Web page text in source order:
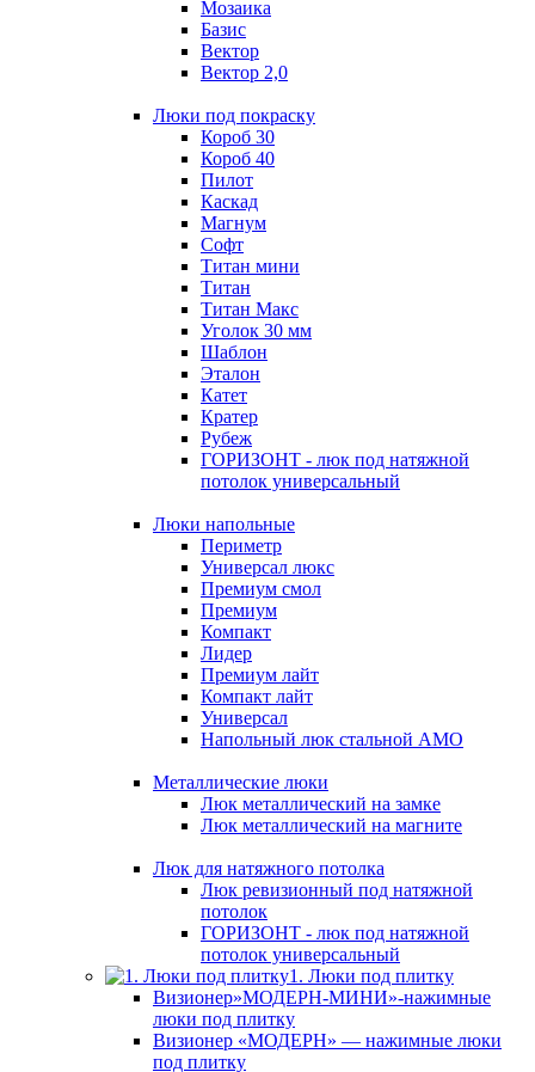
Мозаика
Базис
Вектор
Вектор 2,0
Люки под покраску
Короб 30
Короб 40
Пилот
Каскад
Магнум
Софт
Титан мини
Титан
Титан Макс
Уголок 30 мм
Шаблон
Эталон
Катет
Кратер
Рубеж
ГОРИЗОНТ - люк под натяжной
потолок универсальный
Люки напольные
Периметр
Универсал люкс
Премиум смол
Премиум
Компакт
Лидер
Премиум лайт
Компакт лайт
Универсал
Напольный люк стальной АМО
Металлические люки
Люк металлический на замке
Люк металлический на магните
Люк для натяжного потолка
Люк ревизионный под натяжной
потолок
ГОРИЗОНТ - люк под натяжной
потолок универсальный
1. Люки под плитку
Визионер»МОДЕРН-МИНИ»-нажимные
люки под плитку
Визионер «МОДЕРН» — нажимные люки
под плитку